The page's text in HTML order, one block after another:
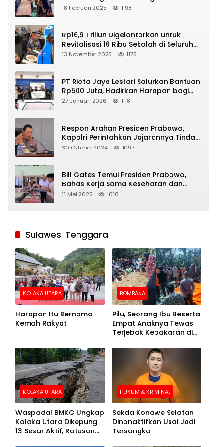
Terbanyak
18 Februari 2025 1198
Rp16,9 Triliun Digelontorkan untuk
Revitalisasi 16 Ribu Sekolah di Seluruh
Indonesia
13 November 2025 1175
PT Riota Jaya Lestari Salurkan Bantuan
Rp500 Juta, Hadirkan Harapan bagi
Korban Bencana di Sumatera
27 Januari 2026 1118
Respon Arahan Presiden Prabowo,
Kapolri Perintahkan Jajarannya Tindak
Tegas Pelaku Judi Online
30 Oktober 2024 1097
Bill Gates Temui Presiden Prabowo,
Bahas Kerja Sama Kesehatan dan
Program Makan Bergizi Gratis
11 Mei 2025 1010
Sulawesi Tenggara
KOLAKA UTARA
Harapan Itu Bernama
Kemah Rakyat
BOMBANA
Pilu, Seorang Ibu Beserta
Empat Anaknya Tewas
Terjebak Kebakaran di
KOLAKA UTARA
Waspada! BMKG Ungkap
Kolaka Utara Dikepung
13 Sesar Aktif, Ratusan
HUKUM & KRIMINAL
Sekda Konawe Selatan
Dinonaktifkan Usai Jadi
Tersangka